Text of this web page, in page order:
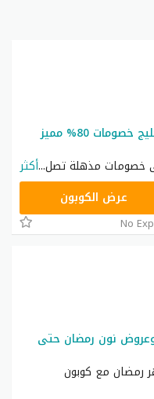
كوبونات خصم نون للمشاهير في الخليج خصومات 80% مميز
خصومات مذهلة تصل...أكثر
RRF24عرض الكوبون
No
نون رمضان خصم 35% وعروض نون رمضان حتى
رمضان مع كوبون